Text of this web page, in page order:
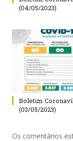
(04/05/2023)
Boletim
(03/05/2023)
Os comentários